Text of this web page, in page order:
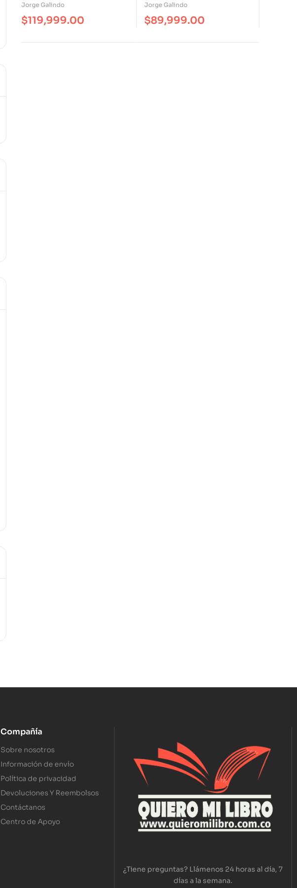
Jorge Galindo
$119,999.00
Jorge Galindo
$89,999.00
Compañía
Sobre nosotros
Información de envío
Política de privacidad
Devoluciones Y Reembolsos
Contáctanos
Centro de Apoyo
¿Tiene preguntas? Llámenos 24 horas al día, 7
días a la semana.